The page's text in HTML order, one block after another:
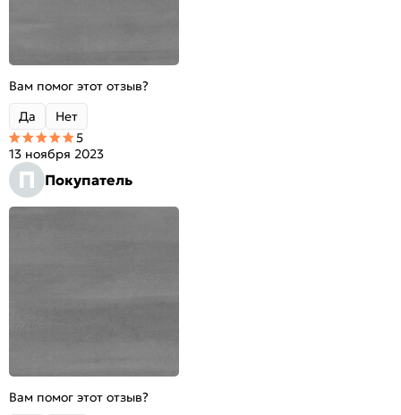
Вам помог этот отзыв?
Да
Нет
П Покупатель
13 ноября 2023
5
Вам помог этот отзыв?